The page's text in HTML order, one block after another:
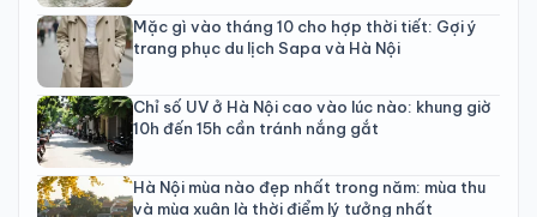
Mặc gì vào tháng 10 cho hợp thời tiết: Gợi ý
trang phục du lịch Sapa và Hà Nội
Chỉ số UV ở Hà Nội cao vào lúc nào: khung giờ
10h đến 15h cần tránh nắng gắt
Hà Nội mùa nào đẹp nhất trong năm: mùa thu
và mùa xuân là thời điểm lý tưởng nhất